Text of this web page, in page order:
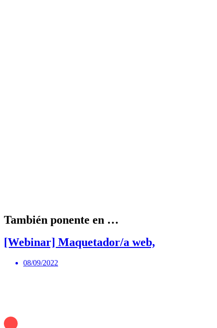
También ponente en …
[Webinar] Maquetador/a web,
08/09/2022